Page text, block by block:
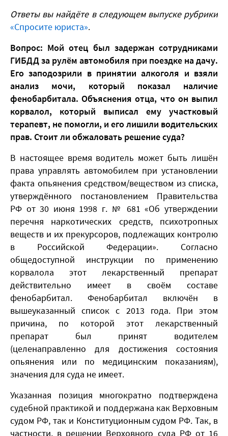
Ответы вы найдёте в следующем выпуске рубрики
«Спросите юриста».
Вопрос: Мой отец был задержан сотрудниками
ГИБДД за рулём автомобиля при поездке на дачу.
Его заподозрили в принятии алкоголя и взяли
анализ мочи, который показал наличие
фенобарбитала. Объяснения отца, что он выпил
корвалол, который выписал ему участковый
терапевт, не помогли, и его лишили водительских
прав. Стоит ли обжаловать решение суда?
В настоящее время водитель может быть лишён
права управлять автомобилем при установлении
факта опьянения средством/веществом из списка,
утверждённого постановлением Правительства
РФ от 30 июня 1998 г. № 681 «Об утверждении
перечня наркотических средств, психотропных
веществ и их прекурсоров, подлежащих контролю
в Российской Федерации». Согласно
общедоступной инструкции по применению
корвалола этот лекарственный препарат
действительно имеет в своём составе
фенобарбитал. Фенобарбитал включён в
вышеуказанный список с 2013 года. При этом
причина, по которой этот лекарственный
препарат был принят водителем
(целенаправленно для достижения состояния
опьянения или по медицинским показаниям),
значения для суда не имеет.
Указанная позиция многократно подтверждена
судебной практикой и поддержана как Верховным
судом РФ, так и Конституционным судом РФ. Так, в
частности, в решении Верховного суда РФ от 16